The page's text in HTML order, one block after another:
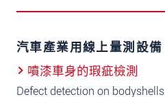
汽車產業用線上量測設備
噴漆車身的瑕疵檢測
Defect detection on bodyshells